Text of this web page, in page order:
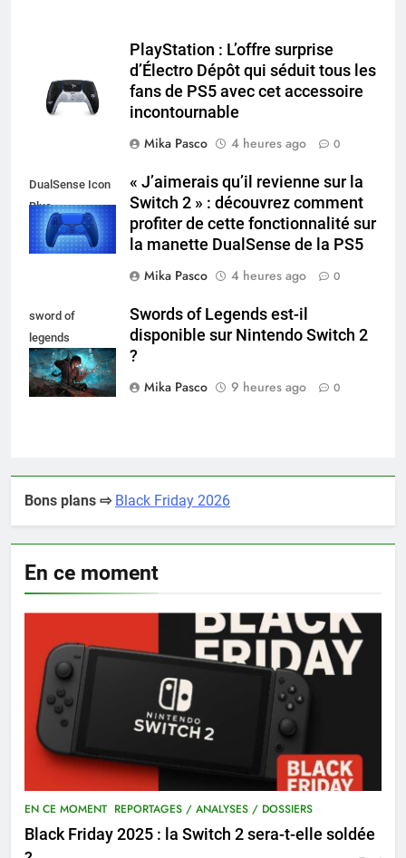
PlayStation : L’offre surprise
d’Électro Dépôt qui séduit tous les
fans de PS5 avec cet accessoire
incontournable
Mika Pasco
4 heures ago 0
DualSense Icon
Blue
« J’aimerais qu’il revienne sur la
Switch 2 » : découvrez comment
profiter de cette fonctionnalité sur
la manette DualSense de la PS5
Mika Pasco
4 heures ago 0
sword of
legends
nintendo switch
Swords of Legends est-il
disponible sur Nintendo Switch 2
?
Mika Pasco
9 heures ago 0
Bons plans ⇨ Black Friday 2026
En ce moment
EN CE MOMENT REPORTAGES / ANALYSES / DOSSIERS
Black Friday 2025 : la Switch 2 sera-t-elle soldée